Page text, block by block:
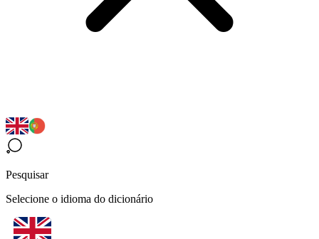
Pesquisar
Selecione o idioma do dicionário